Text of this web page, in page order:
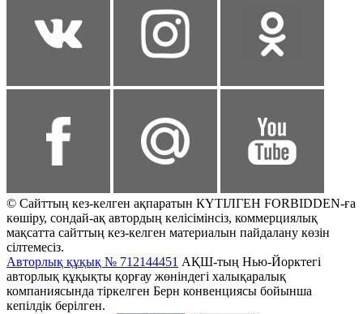
© Сайттың кез-келген ақпаратын КҮТІЛГЕН FORBIDDEN-ға
көшіру, сондай-ақ автордың келісімінсіз, коммерциялық
мақсатта сайттың кез-келген материалын пайдалану көзін
сілтемесіз.
Авторлық құқық № 712144451 АҚШ-тың Нью-Йорктегі
авторлық құқықты қорғау жөніндегі халықаралық
компаниясында тіркелген Берн конвенциясы бойынша
кепілдік берілген.